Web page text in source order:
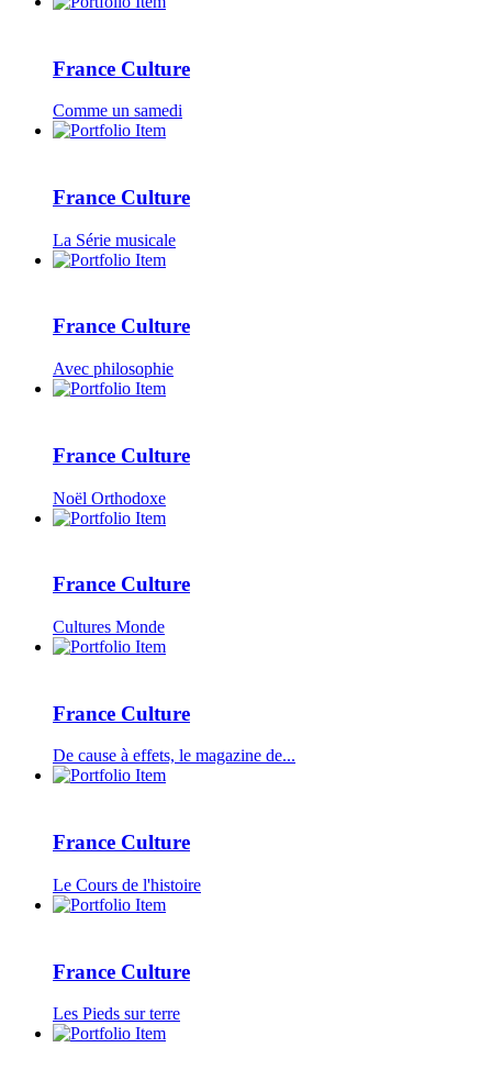
France Culture
Comme un samedi
France Culture
La Série musicale
France Culture
Avec philosophie
France Culture
Noël Orthodoxe
France Culture
Cultures Monde
France Culture
De cause à effets, le magazine de...
France Culture
Le Cours de l'histoire
France Culture
Les Pieds sur terre